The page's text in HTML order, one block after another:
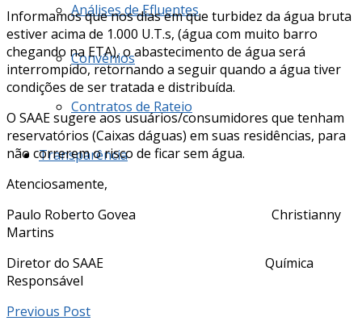
Análises de Efluentes
Convênios
Contratos de Rateio
Transparência
Informamos que nos dias em que turbidez da água bruta
estiver acima de 1.000 U.T.s, (água com muito barro
chegando na ETA), o abastecimento de água será
interrompido, retornando a seguir quando a água tiver
condições de ser tratada e distribuída.
O SAAE sugere aos usuários/consumidores que tenham
reservatórios (Caixas dáguas) em suas residências, para
não correrem o risco de ficar sem água.
Atenciosamente,
Paulo Roberto Govea Christianny
Martins
Diretor do SAAE Química
Responsável
Previous Post